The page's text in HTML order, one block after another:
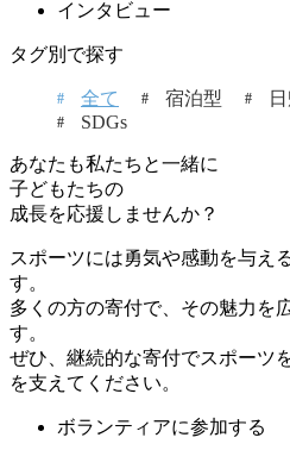
インタビュー
タグ別で探す
全て 宿泊型
SDGs
あなたも私たちと一緒に
子どもたちの
成長を応援しませんか？
スポーツには勇気や感動を与え
す。
多くの方の寄付で、その魅力を
す。
ぜひ、継続的な寄付でスポーツ
を支えてください。
ボランティアに参加する